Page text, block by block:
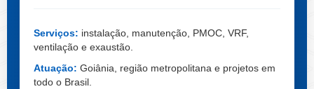
Serviços: instalação, manutenção, PMOC, VRF,
ventilação e exaustão.
Atuação: Goiânia, região metropolitana e projetos em
todo o Brasil.